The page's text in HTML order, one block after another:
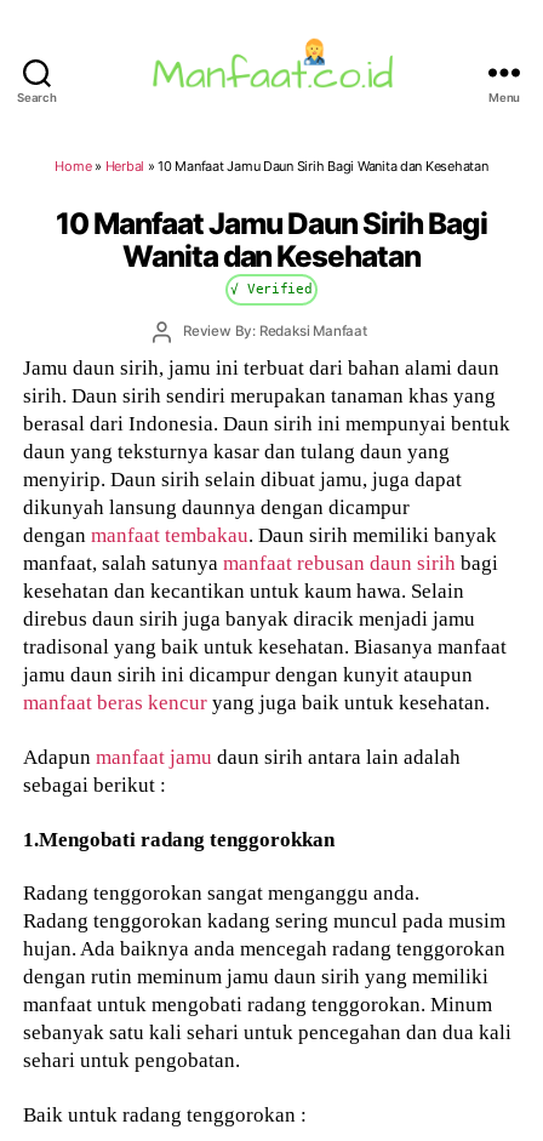
Search Menu
Home» Herbal »10 Manfaat Jamu Daun Sirih Bagi Wanita dan Kesehatan
10 Manfaat Jamu Daun Sirih Bagi
Wanita dan Kesehatan
√ Verified
PostReview By: Redaksi Manfaat
Jamu daun sirih, jamu ini terbuat dari bahan alami daun
sirih. Daun sirih sendiri merupakan tanaman khas yang
berasal dari Indonesia. Daun sirih ini mempunyai bentuk
daun yang teksturnya kasar dan tulang daun yang
menyirip. Daun sirih selain dibuat jamu, juga dapat
dikunyah lansung daunnya dengan dicampur
denganmanfaat tembakau. Daun sirih memiliki banyak
manfaat, salah satunyamanfaat rebusan daun sirih bagi
kesehatan dan kecantikan untuk kaum hawa. Selain
direbus daun sirih juga banyak diracik menjadi jamu
tradisonal yang baik untuk kesehatan. Biasanya manfaat
jamu daun sirih ini dicampur dengan kunyit ataupun
manfaat beras kencur yang juga baik untuk kesehatan.
Adapunmanfaat jamu daun sirih antara lain adalah
sebagai berikut :
1.Mengobati radang tenggorokkan
Radang tenggorokan sangat menganggu anda.
Radang tenggorokan kadang sering muncul pada musim
hujan. Ada baiknya anda mencegah radang tenggorokan
dengan rutin meminum jamu daun sirih yang memiliki
manfaat untuk mengobati radang tenggorokan. Minum
sebanyak satu kali sehari untuk pencegahan dan dua kali
sehari untuk pengobatan.
Baik untuk radang tenggorokan :